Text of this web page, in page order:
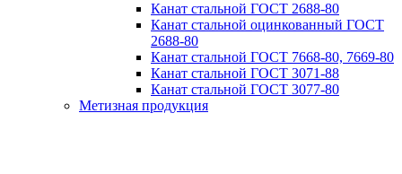
Канат стальной ГОСТ 2688-80
Канат стальной оцинкованный ГОСТ
2688-80
Канат стальной ГОСТ 7668-80, 7669-80
Канат стальной ГОСТ 3071-88
Канат стальной ГОСТ 3077-80
Метизная продукция